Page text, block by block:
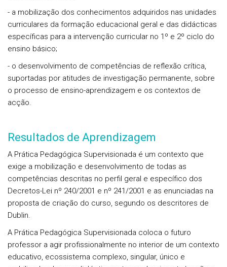
- a mobilização dos conhecimentos adquiridos nas unidades
curriculares da formação educacional geral e das didácticas
específicas para a intervenção curricular no 1º e 2º ciclo do
ensino básico;
- o desenvolvimento de competências de reflexão crítica,
suportadas por atitudes de investigação permanente, sobre
o processo de ensino-aprendizagem e os contextos de
acção.
Resultados de Aprendizagem
A Prática Pedagógica Supervisionada é um contexto que
exige a mobilização e desenvolvimento de todas as
competências descritas no perfil geral e específico dos
Decretos-Lei nº 240/2001 e nº 241/2001 e as enunciadas na
proposta de criação do curso, segundo os descritores de
Dublin.
A Prática Pedagógica Supervisionada coloca o futuro
professor a agir profissionalmente no interior de um contexto
educativo, ecossistema complexo, singular, único e